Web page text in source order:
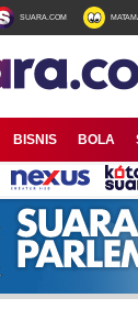
SUARA.COM
BISNIS BOLA